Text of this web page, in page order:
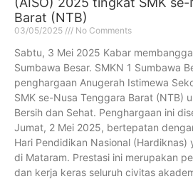
Barat (NTB)
03/05/2025 No Comments
Sabtu, 3 Mei 2025 Kabar
Sumbawa Besar. SMKN 1 Sumbawa
penghargaan Anugerah Istimewa
SMK se-Nusa Tenggara Barat (NTB)
Bersih dan Sehat. Penghargaan ini
Jumat, 2 Mei 2025, bertepatan
Hari Pendidikan Nasional (Hardiknas)
di Mataram. Prestasi ini merupakan
dan kerja keras seluruh civitas